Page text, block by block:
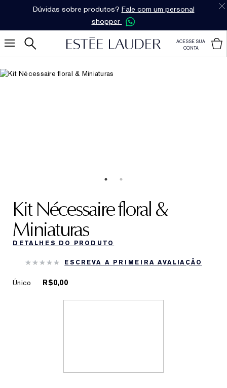
Dúvidas sobre produtos? Fale com um personal
shopper
ACESSE SUA
CONTA
Kit Nécessaire floral &
Miniaturas
DETALHES DO PRODUTO
ESCREVA A PRIMEIRA AVALIAÇÃO
Único R$0,00